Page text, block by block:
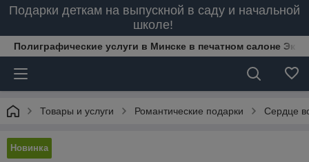
Подарки деткам на выпускной в саду и начальной
школе!
Полиграфические услуги в Минске в печатном салоне
Товары и услуги Романтические подарки Сердце
Новинка